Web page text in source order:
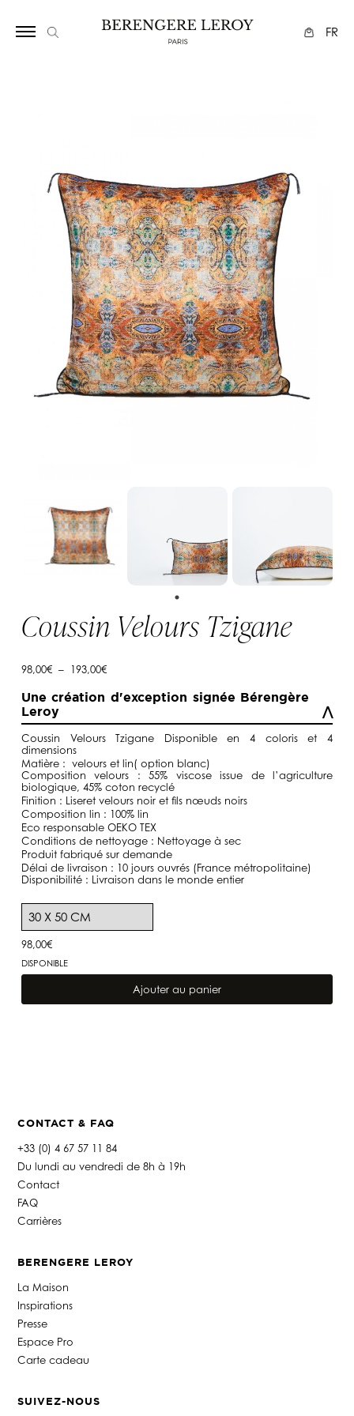
FR
Coussin Velours Tzigane
98,00€ – 193,00€Plage
98,00€
Une création d'exception signée Bérengère
Leroy
Coussin Velours Tzigane Disponible en 4 coloris et 4
dimensions
Matière : velours et lin( option blanc)
Composition velours : 55% viscose issue de l’agriculture
biologique, 45% coton recyclé
Finition : Liseret velours noir et fils nœuds noirs
Composition lin : 100% lin
Eco responsable OEKO TEX
Conditions de nettoyage : Nettoyage à sec
Produit fabriqué sur demande
Délai de livraison : 10 jours ouvrés (France métropolitaine)
Disponibilité : Livraison dans le monde entier
98,00€
DISPONIBLE
quantité
Ajouter au panier
CONTACT & FAQ
+33 (0) 4 67 57 11 84
Du lundi au vendredi de 8h à 19h
Contact
FAQ
Carrières
BERENGERE LEROY
La Maison
Inspirations
Presse
Espace Pro
Carte cadeau
SUIVEZ-NOUS